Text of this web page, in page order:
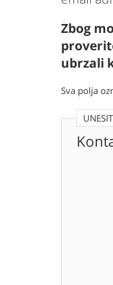
Zbog
ubrzali
Sva polja